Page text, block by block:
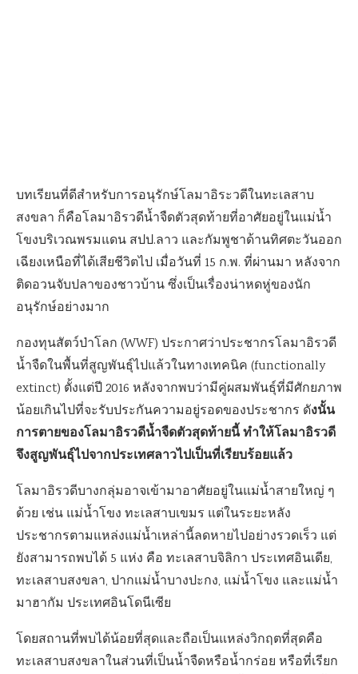
บทเรียนที่ดีสำหรับการอนุรักษ์โลมาอิระวดีในทะเลสาบ
สงขลา ก็คือโลมาอิรวดีน้ำจืดตัวสุดท้ายที่อาศัยอยู่ในแม่น้ำ
โขงบริเวณพรมแดน สปป.ลาว และกัมพูชาด้านทิศตะวันออก
เฉียงเหนือที่ได้เสียชีวิตไป เมื่อวันที่ 15 ก.พ. ที่ผ่านมา หลังจาก
ติดอวนจับปลาของชาวบ้าน ซึ่งเป็นเรื่องน่าหดหู่ของนัก
อนุรักษ์อย่างมาก
กองทุนสัตว์ป่าโลก (WWF) ประกาศว่าประชากรโลมาอิรวดี
น้ำจืดในพื้นที่สูญพันธุ์ไปแล้วในทางเทคนิค (functionally
extinct) ตั้งแต่ปี 2016 หลังจากพบว่ามีคู่ผสมพันธุ์ที่มีศักยภาพ
น้อยเกินไปที่จะรับประกันความอยู่รอดของประชากร ดังนั้น
การตายของโลมาอิรวดีน้ำจืดตัวสุดท้ายนี้ ทำให้โลมาอิรวดี
จึงสูญพันธุ์ไปจากประเทศลาวไปเป็นที่เรียบร้อยแล้ว
โลมาอิรวดีบางกลุ่มอาจเข้ามาอาศัยอยู่ในแม่น้ำสายใหญ่ ๆ
ด้วย เช่น แม่น้ำโขง ทะเลสาบเขมร แต่ในระยะหลัง
ประชากรตามแหล่งแม่น้ำเหล่านี้ลดหายไปอย่างรวดเร็ว แต่
ยังสามารถพบได้ 5 แห่ง คือ ทะเลสาบจิลิกา ประเทศอินเดีย,
ทะเลสาบสงขลา, ปากแม่น้ำบางปะกง, แม่น้ำโขง และแม่น้ำ
มาฮากัม ประเทศอินโดนีเซีย
โดยสถานที่พบได้น้อยที่สุดและถือเป็นแหล่งวิกฤตที่สุดคือ
ทะเลสาบสงขลาในส่วนที่เป็นน้ำจืดหรือน้ำกร่อย หรือที่เรียก